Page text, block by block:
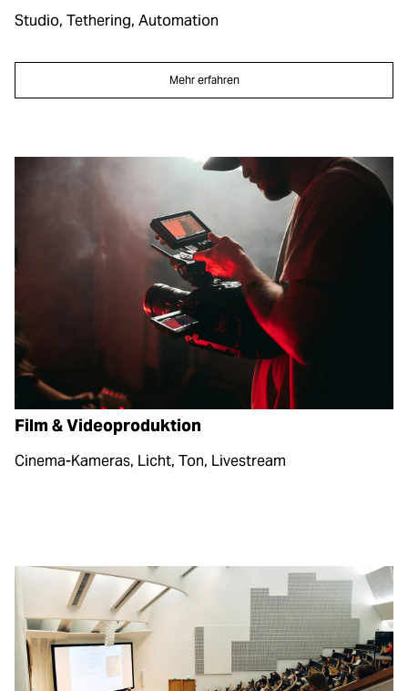
Studio, Tethering, Automation
Mehr erfahren
Film & Videoproduktion
Cinema-Kameras, Licht, Ton, Livestream